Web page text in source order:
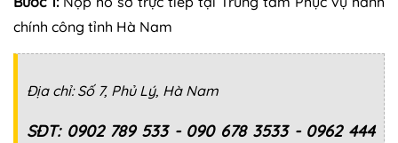
chính công tỉnh Hà Nam
Địa chỉ: Số 7, Phủ Lý, Hà Nam
SĐT: 0902 789 533 - 090 678 3533 - 0962 444